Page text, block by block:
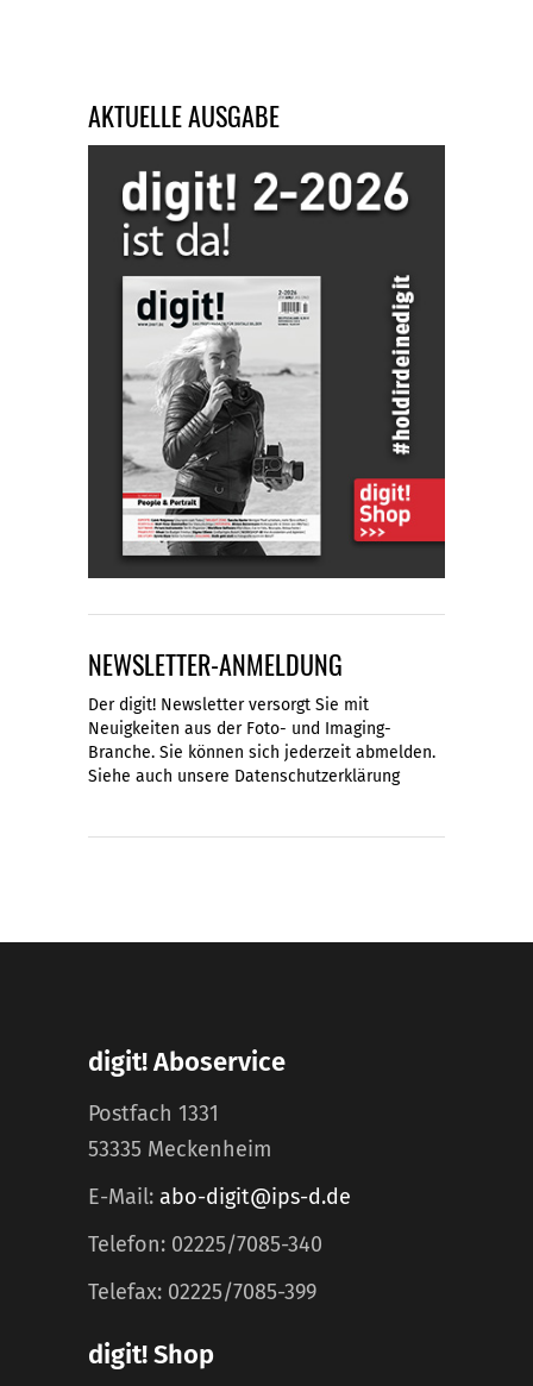
AKTUELLE AUSGABE
NEWSLETTER-ANMELDUNG
Der digit! Newsletter versorgt Sie mit
Neuigkeiten aus der Foto- und Imaging-
Branche. Sie können sich jederzeit abmelden.
Siehe auch unsere Datenschutzerklärung
digit! Aboservice
Postfach 1331
53335 Meckenheim
E-Mail: abo-digit@ips-d.de
Telefon: 02225/7085-340
Telefax: 02225/7085-399
digit! Shop